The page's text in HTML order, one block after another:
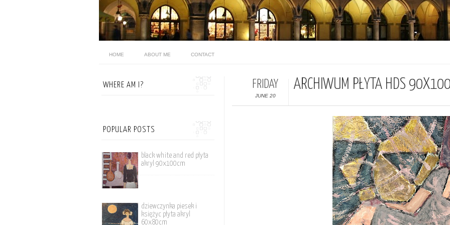
HOME ABOUT ME CONTACT
FRIDAY
JUNE 20
ARCHIWUM PŁYTA HDS
WHERE AM I?
POPULAR POSTS
black white and red płyta
akryl 90x100cm
dziewczynka piesek i
księżyc płyta akryl
60x80cm